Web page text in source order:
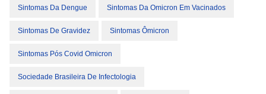
Sintomas Da Dengue Sintomas Da Omicron Em Vacinados
Sintomas De Gravidez Sintomas Ômicron
Sintomas Pós Covid Omicron
Sociedade Brasileira De Infectologia